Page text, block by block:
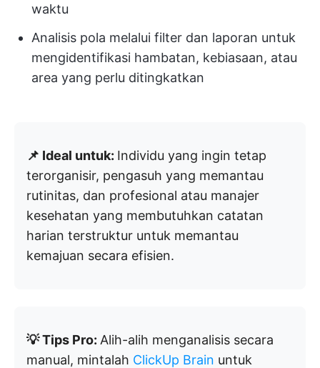
waktu
Analisis pola melalui filter dan laporan untuk
mengidentifikasi hambatan, kebiasaan, atau
area yang perlu ditingkatkan
📌 Ideal untuk: Individu yang ingin tetap
terorganisir, pengasuh yang memantau
rutinitas, dan profesional atau manajer
kesehatan yang membutuhkan catatan
harian terstruktur untuk memantau
kemajuan secara efisien.
💡 Tips Pro: Alih-alih menganalisis secara
manual, mintalah ClickUp Brain untuk